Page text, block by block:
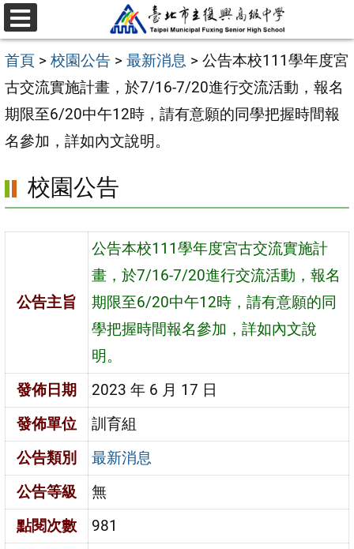
跳
至
主
要
內
容
選
單
首頁 > 校園公告 > 最新消息 > 公告本校111學年度宮
古交流實施計畫，於7/16-7/20進行交流活動，報名
期限至6/20中午12時，請有意願的同學把握時間報
名參加，詳如內文說明。
校園公告
公告主旨
公告本校111學年度宮古交流實施計
畫，於7/16-7/20進行交流活動，報名
期限至6/20中午12時，請有意願的同
學把握時間報名參加，詳如內文說
明。
發佈日期
2023 年 6 月 17 日
發佈單位
訓育組
公告類別
最新消息
公告等級
無
點閱次數
981